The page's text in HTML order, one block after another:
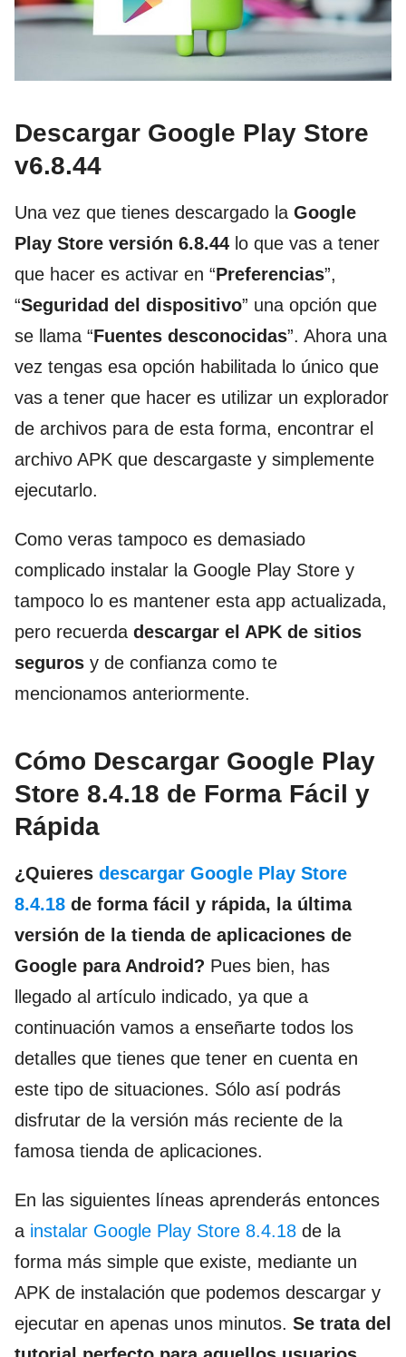
Descargar Google Play Store
v6.8.44
Una vez que tienes descargado la Google
Play Store versión 6.8.44 lo que vas a tener
que hacer es activar en “Preferencias”,
“Seguridad del dispositivo” una opción que
se llama “Fuentes desconocidas”. Ahora una
vez tengas esa opción habilitada lo único que
vas a tener que hacer es utilizar un explorador
de archivos para de esta forma, encontrar el
archivo APK que descargaste y simplemente
ejecutarlo.
Como veras tampoco es demasiado
complicado instalar la Google Play Store y
tampoco lo es mantener esta app actualizada,
pero recuerda descargar el APK de sitios
seguros y de confianza como te
mencionamos anteriormente.
Cómo Descargar Google Play
Store 8.4.18 de Forma Fácil y
Rápida
¿Quieres descargar Google Play Store
8.4.18 de forma fácil y rápida, la última
versión de la tienda de aplicaciones de
Google para Android? Pues bien, has
llegado al artículo indicado, ya que a
continuación vamos a enseñarte todos los
detalles que tienes que tener en cuenta en
este tipo de situaciones. Sólo así podrás
disfrutar de la versión más reciente de la
famosa tienda de aplicaciones.
En las siguientes líneas aprenderás entonces
a instalar Google Play Store 8.4.18 de la
forma más simple que existe, mediante un
APK de instalación que podemos descargar y
ejecutar en apenas unos minutos. Se trata del